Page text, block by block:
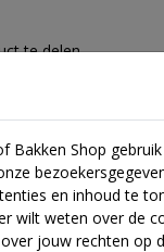
te delen.
Bakken Shop gebruik
en inhoud te
wilt weten over de
jouw rechten op